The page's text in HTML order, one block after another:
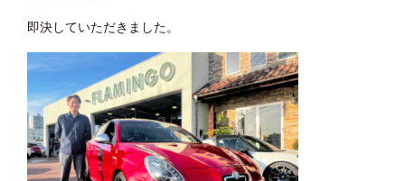
即決していただきました。